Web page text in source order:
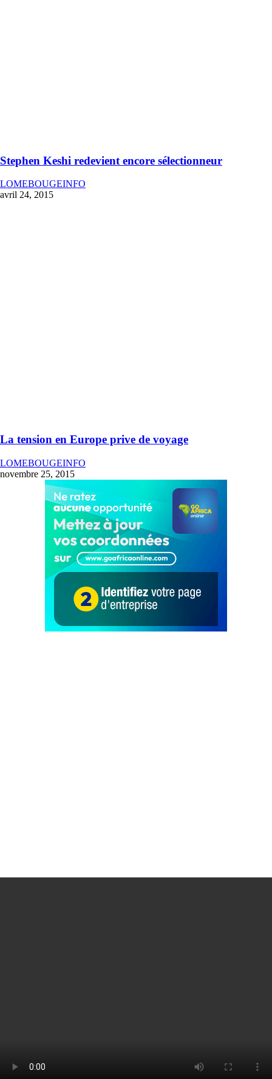
Stephen Keshi redevient encore sélectionneur
LOMEBOUGEINFO
avril 24, 2015
La tension en Europe prive de voyage
LOMEBOUGEINFO
novembre 25, 2015